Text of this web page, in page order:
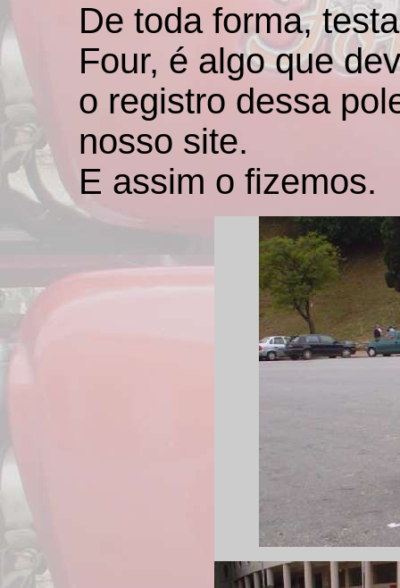
De toda forma,
Four, é algo que
o registro dessa
nosso site.
E assim o fizemos.